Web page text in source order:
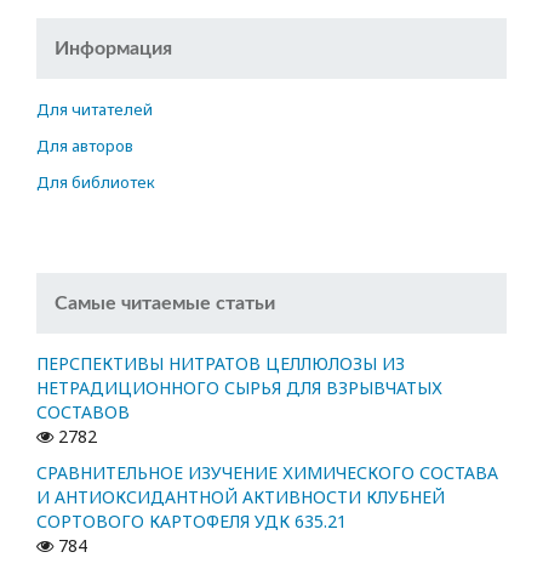
Информация
Для читателей
Для авторов
Для библиотек
Самые читаемые статьи
ПЕРСПЕКТИВЫ НИТРАТОВ ЦЕЛЛЮЛОЗЫ ИЗ
НЕТРАДИЦИОННОГО СЫРЬЯ ДЛЯ ВЗРЫВЧАТЫХ
СОСТАВОВ
2782
СРАВНИТЕЛЬНОЕ ИЗУЧЕНИЕ ХИМИЧЕСКОГО СОСТАВА
И АНТИОКСИДАНТНОЙ АКТИВНОСТИ КЛУБНЕЙ
СОРТОВОГО КАРТОФЕЛЯ УДК 635.21
784